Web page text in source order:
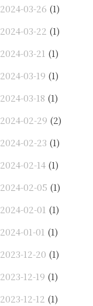
2024-03-26 (1)
2024-03-22 (1)
2024-03-21 (1)
2024-03-19 (1)
2024-03-18 (1)
2024-02-29 (2)
2024-02-23 (1)
2024-02-14 (1)
2024-02-05 (1)
2024-02-01 (1)
2024-01-01 (1)
2023-12-20 (1)
2023-12-19 (1)
2023-12-12 (1)